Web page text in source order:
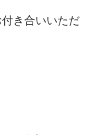
き合いいただ